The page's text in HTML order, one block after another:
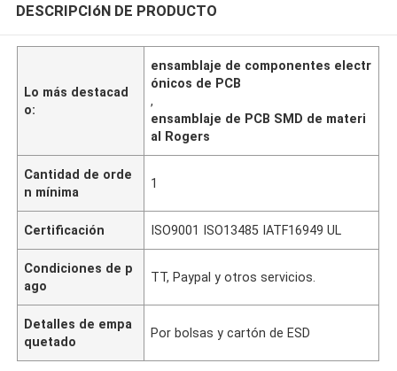
DESCRIPCIóN DE PRODUCTO
Lo más destacad
o:
ensamblaje de componentes electr
ónicos de PCB
,
ensamblaje de PCB SMD de materi
al Rogers
Cantidad de orde
n mínima
1
Certificación ISO9001 ISO13485 IATF16949 UL
Condiciones de p
ago
TT, Paypal y otros servicios.
Detalles de empa
quetado
Por bolsas y cartón de ESD